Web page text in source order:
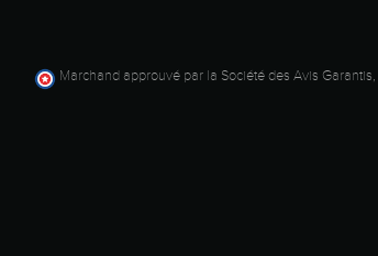
Marchand approuvé par la Société des Avis Garantis,